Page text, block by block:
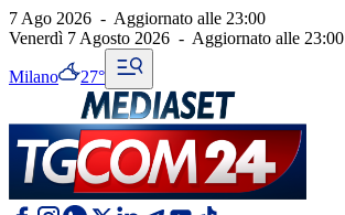
7 Ago 2026 - Aggiornato alle 23:00
Venerdì 7 Agosto 2026 - Aggiornato alle 23:00
Milano 27°